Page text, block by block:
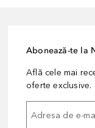
Abonează-te la
Află cele mai
oferte exclusive.
Adresa de e-